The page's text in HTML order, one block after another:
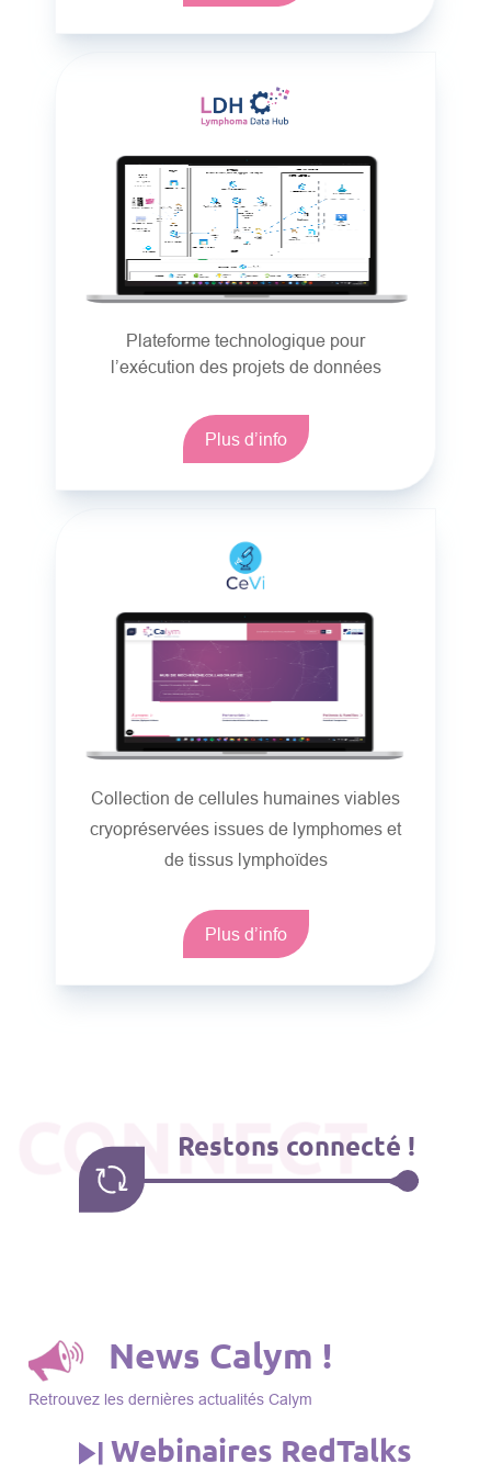
Plateforme technologique pour
l’exécution des projets de données
Plus d’info
Collection de cellules humaines viables
cryopréservées issues de lymphomes et
de tissus lymphoïdes
Plus d’info
CONNECT
Restons connecté !
News Calym !
Retrouvez les dernières actualités Calym
Webinaires RedTalks